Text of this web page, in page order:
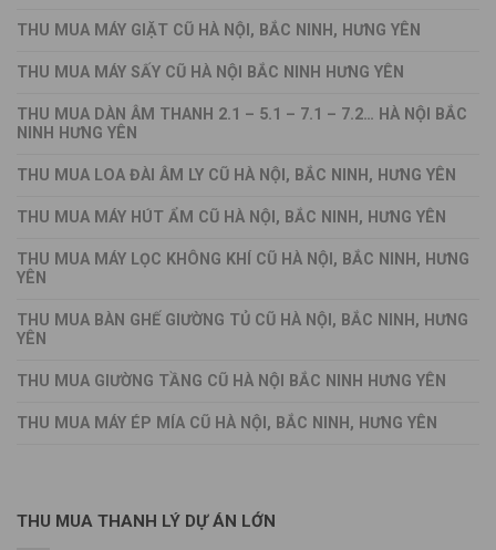
THU MUA MÁY GIẶT CŨ HÀ NỘI, BẮC NINH, HƯNG YÊN
THU MUA MÁY SẤY CŨ HÀ NỘI BẮC NINH HƯNG YÊN
THU MUA DÀN ÂM THANH 2.1 – 5.1 – 7.1 – 7.2… HÀ NỘI BẮC
NINH HƯNG YÊN
THU MUA LOA ĐÀI ÂM LY CŨ HÀ NỘI, BẮC NINH, HƯNG YÊN
THU MUA MÁY HÚT ẨM CŨ HÀ NỘI, BẮC NINH, HƯNG YÊN
THU MUA MÁY LỌC KHÔNG KHÍ CŨ HÀ NỘI, BẮC NINH, HƯNG
YÊN
THU MUA BÀN GHẾ GIƯỜNG TỦ CŨ HÀ NỘI, BẮC NINH, HƯNG
YÊN
THU MUA GIƯỜNG TẦNG CŨ HÀ NỘI BẮC NINH HƯNG YÊN
THU MUA MÁY ÉP MÍA CŨ HÀ NỘI, BẮC NINH, HƯNG YÊN
THU MUA THANH LÝ DỰ ÁN LỚN